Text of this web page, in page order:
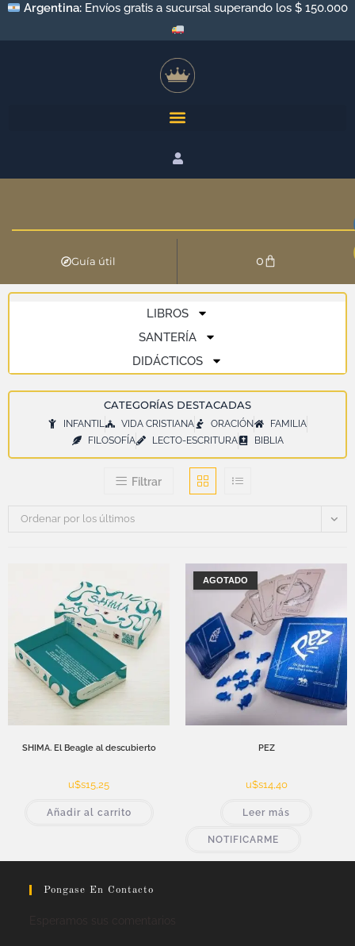
Argentina: Envíos gratis a sucursal superando los $ 150.000
Guía útil 0
LIBROS
SANTERÍA
DIDÁCTICOS
CATEGORÍAS DESTACADAS
INFANTIL VIDA CRISTIANA ORACIÓN
FAMILIA
FILOSOFÍA
LECTO-ESCRITURA BIBLIA
Filtrar
Ordenar por los últimos
SHIMA. El Beagle al descubierto
u$s15,25
Añadir al carrito
AGOTADO
PEZ
u$s14,40
Leer más
NOTIFICARME
Pongase En Contacto